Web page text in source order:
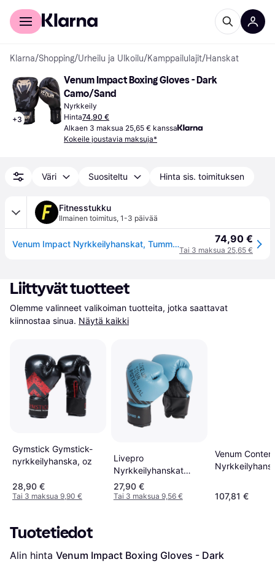
Kuluttajille
Klarna/Shopping/Urheilu ja Ulkoilu/Kamppailulajit/Hanskat
+3
Venum Impact Boxing Gloves - Dark
Camo/Sand
Nyrkkeily
Hinta74,90 €
Alkaen 3 maksua 25,65 € kanssa
Kokeile joustavia maksuja*
Väri Suositeltu Hinta sis. toimituksen
Fitnesstukku
Ilmainen toimitus, 1-3 päivää
Venum Impact Nyrkkeilyhanskat, Tumma Camo/Hiekka 74,90 €
Tai 3 maksua 25,65 €
Liittyvät tuotteet
Olemme valinneet valikoiman tuotteita, jotka saattavat
kiinnostaa sinua. Näytä kaikki
Gymstick Gymstick-
nyrkkeilyhanska, oz
28,90 €
Tai 3 maksua 9,90 €
Livepro
Nyrkkeilyhanskat
10oz
27,90 €
Tai 3 maksua 9,56 €
Venum
107,81 €
Tuotetiedot
Alin hinta Venum Impact Boxing Gloves - Dark